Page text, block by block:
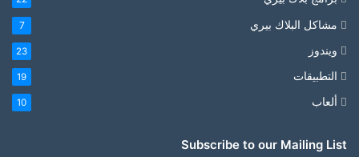
مشاكل البلاك بيري 7
ويندوز 23
التطبيقات 19
ألعاب 10
Subscribe to our Mailing List